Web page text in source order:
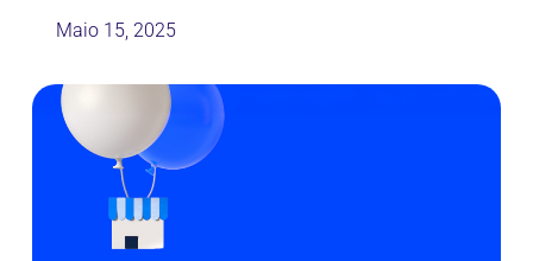
Maio 15, 2025